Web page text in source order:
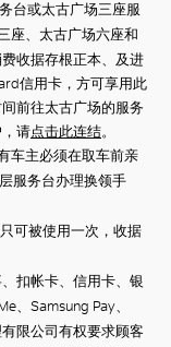
台或太古广场三座服
座、太古广场六座和
收据存根正本、及进
信用卡，方可享用此
前往太古广场的服务
请点击此连结。
车主必须在取车前亲
层服务台办理换领手
可被使用一次，收据
扣帐卡、信用卡、银
、 Samsung Pay、
限公司有权要求顾客